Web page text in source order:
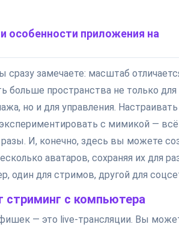
особенности приложения на
сразу замечаете: масштаб
больше пространства не только для
но и для управления.
с мимикой —
И, конечно, здесь вы можете
аватаров, сохраняя их для
один для стримов, другой для
стриминг с компьютера
— это live-трансляции. Вы